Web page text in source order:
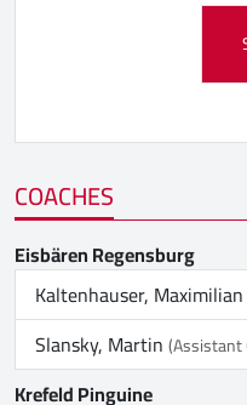
COACHES
Eisbären Regensburg
Kaltenhauser, Maximilian
Slansky, Martin(Assistant
Krefeld Pinguine